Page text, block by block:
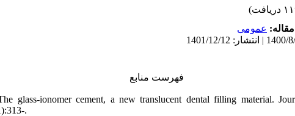
عمومى
فهرست منابع
glass‐ionomer cement, a new translucent dental filling material.
.